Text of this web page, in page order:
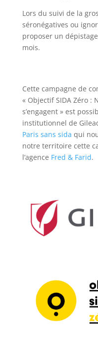
Lors du suivi de la
séronégatives ou
proposer un
mois.
Cette campagne de
« Objectif SIDA Zéro :
s’engagent » est
institutionnel de
Paris sans sida qui
notre territoire cette
l’agence Fred & Farid.